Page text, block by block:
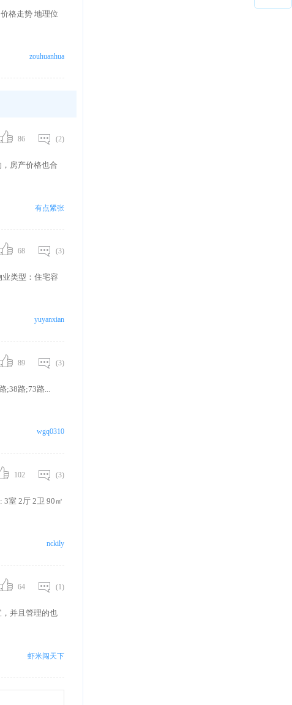
格走势 地理位
zouhuanhua
(2)
86
房产价格也合
有点紧张
(3)
68
类型：住宅容
yuyanxian
(3)
89
;38路;73路...
wgq0310
(3)
102
室 2厅 2卫 90㎡
nckily
(1)
64
并且管理的也
虾米闯天下